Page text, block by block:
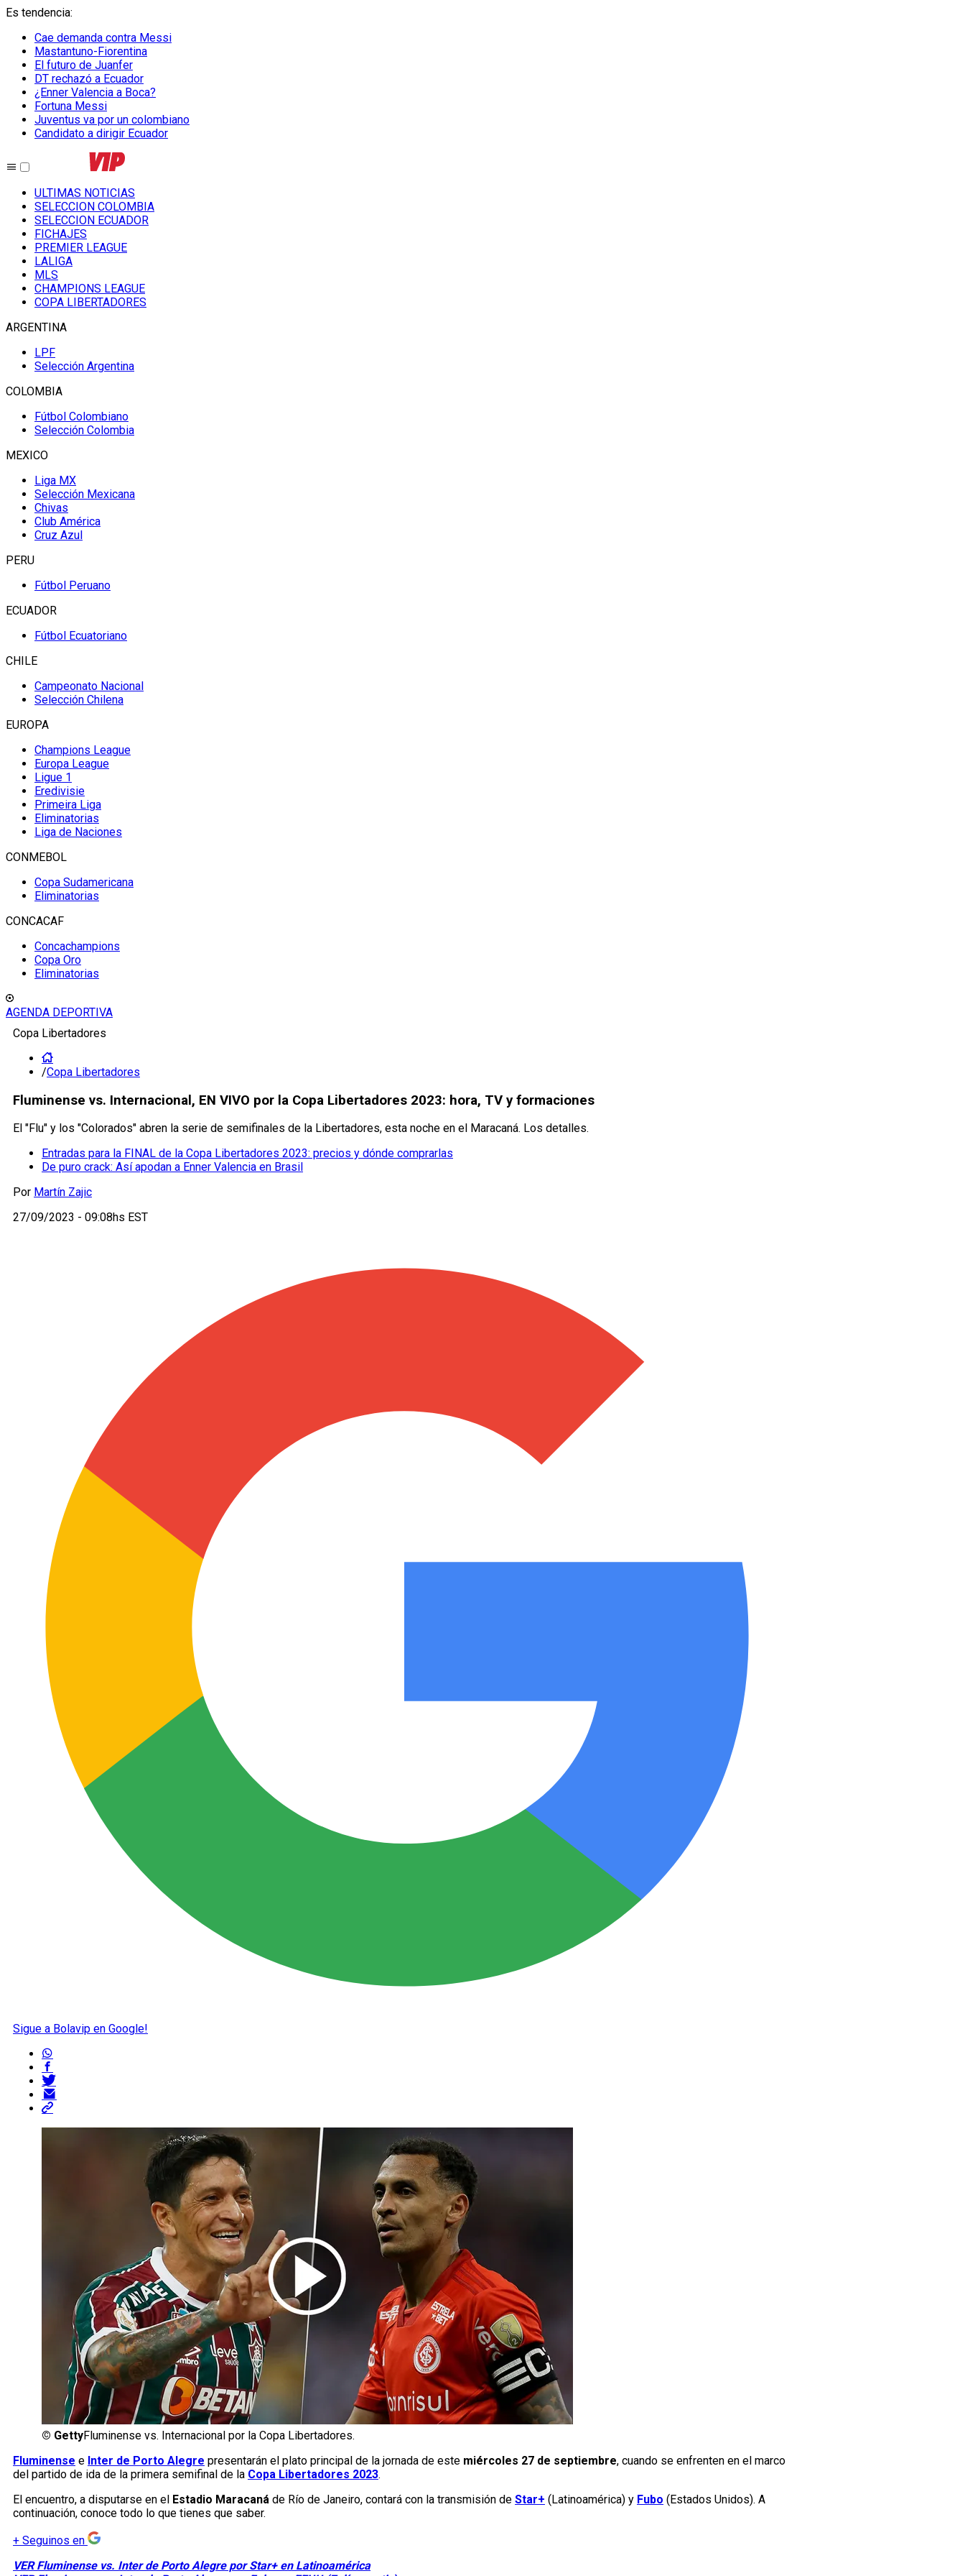
Es tendencia:
Cae demanda contra Messi
Mastantuno-Fiorentina
El futuro de Juanfer
DT rechazó a Ecuador
¿Enner Valencia a Boca?
Fortuna Messi
Juventus va por un colombiano
Candidato a dirigir Ecuador
ULTIMAS NOTICIAS
SELECCION COLOMBIA
SELECCION ECUADOR
FICHAJES
PREMIER LEAGUE
LALIGA
MLS
CHAMPIONS LEAGUE
COPA LIBERTADORES
ARGENTINA
LPF
Selección Argentina
COLOMBIA
Fútbol Colombiano
Selección Colombia
MEXICO
Liga MX
Selección Mexicana
Chivas
Club América
Cruz Azul
PERU
Fútbol Peruano
ECUADOR
Fútbol Ecuatoriano
CHILE
Campeonato Nacional
Selección Chilena
EUROPA
Champions League
Europa League
Ligue 1
Eredivisie
Primeira Liga
Eliminatorias
Liga de Naciones
CONMEBOL
Copa Sudamericana
Eliminatorias
CONCACAF
Concachampions
Copa Oro
Eliminatorias
AGENDA DEPORTIVA
Copa Libertadores
/Copa Libertadores
Fluminense vs. Internacional, EN VIVO por la Copa Libertadores 2023: hora, TV y formaciones
El "Flu" y los "Colorados" abren la serie de semifinales de la Libertadores, esta noche en el Maracaná. Los detalles.
Entradas para la FINAL de la Copa Libertadores 2023: precios y dónde comprarlas
De puro crack: Así apodan a Enner Valencia en Brasil
Por Martín Zajic
27/09/2023 - 09:08hs EST
Sigue a Bolavip en Google!
© GettyFluminense vs. Internacional por la Copa Libertadores.
Fluminense e Inter de Porto Alegre presentarán el plato principal de la jornada de este miércoles 27 de septiembre, cuando se enfrenten en el marco
del partido de ida de la primera semifinal de la Copa Libertadores 2023.
El encuentro, a disputarse en el Estadio Maracaná de Río de Janeiro, contará con la transmisión de Star+ (Latinoamérica) y Fubo (Estados Unidos). A
continuación, conoce todo lo que tienes que saber.
+ Seguinos en
VER Fluminense vs. Inter de Porto Alegre por Star+ en Latinoamérica